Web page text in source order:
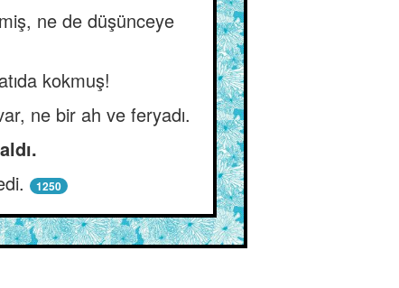
ne de düşünceye
kokmuş!
ne bir ah ve feryadı.
1250